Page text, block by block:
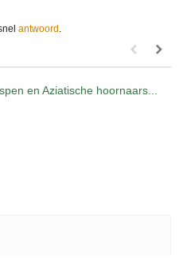
antwoord
en Aziatische hoornaars...